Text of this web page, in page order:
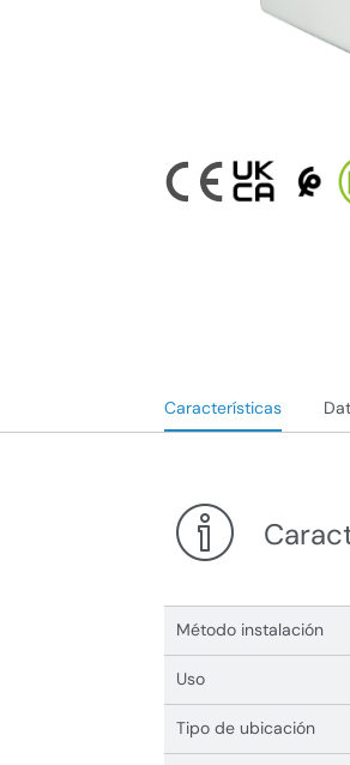
Características
Método instalación
Uso
Tipo de ubicación